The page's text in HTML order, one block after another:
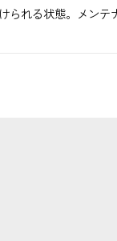
られる状態。メンテ